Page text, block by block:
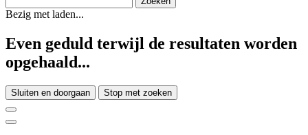
Bezig met laden...
Even geduld terwijl de resultaten worden
opgehaald...
Sluiten en doorgaan Stop met zoeken